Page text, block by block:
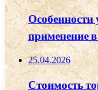
Особенности
применение
25.04.2026
Стоимость